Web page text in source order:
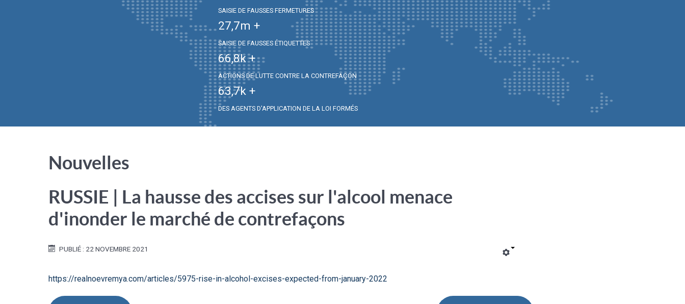
SAISIE DE FAUSSES FERMETURES
27,7m +
SAISIE DE FAUSSES ÉTIQUETTES
66,8k +
ACTIONS DE LUTTE CONTRE LA CONTREFAÇON
63,7k +
DES AGENTS D'APPLICATION DE LA LOI FORMÉS
Nouvelles
RUSSIE | La hausse des accises sur l'alcool menace
d'inonder le marché de contrefaçons
PUBLIÉ : 22 NOVEMBRE 2021
https://realnoevremya.com/articles/5975-rise-in-alcohol-excises-expected-from-january-2022